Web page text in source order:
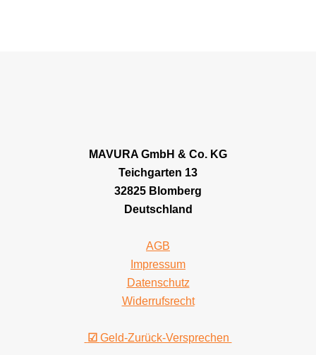
MAVURA GmbH & Co. KG
Teichgarten 13
32825 Blomberg
Deutschland
AGB
Impressum
Datenschutz
Widerrufsrecht
☑ Geld-Zurück-Versprechen